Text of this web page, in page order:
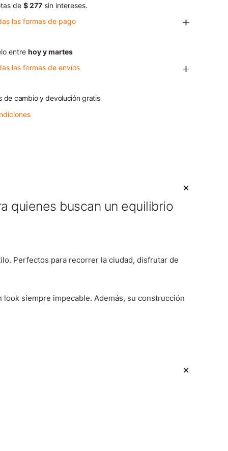
de $ 277 sin intereses.
las formas de pago
entre hoy y martes
las formas de envíos
de cambio y devolución gratis
quienes buscan un equilibrio
Perfectos para recorrer la ciudad, disfrutar de
siempre impecable. Además, su construcción